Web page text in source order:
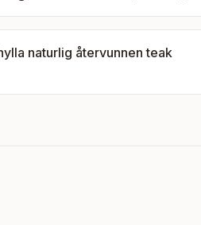
naturlig återvunnen teak